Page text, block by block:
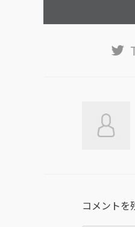
コメントを